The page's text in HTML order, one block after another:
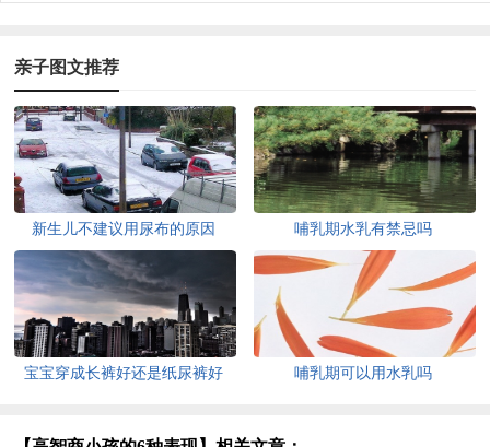
亲子图文推荐
新生儿不建议用尿布的原因 哺乳期水乳有禁忌吗
宝宝穿成长裤好还是纸尿裤好 哺乳期可以用水乳吗